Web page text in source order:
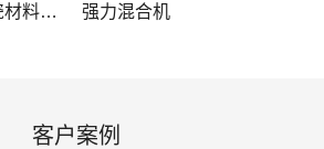
料的
强力混合机
客户案例